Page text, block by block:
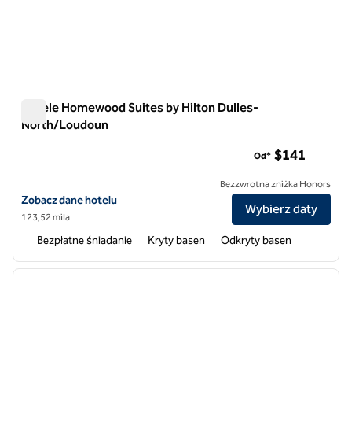
Hotele Homewood Suites by Hilton Dulles-
North/Loudoun
Zobacz szczegóły hotelu Homewood Suites by Hilton Dulles-
Zobacz dane hotelu
123,52 mila
Od* $141
Bezzwrotna zniżka Honors
Wybierz daty
Bezpłatne śniadanie Kryty basen Odkryty basen
1 z 12